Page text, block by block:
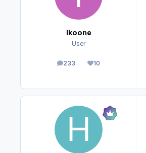
Ikoone
User
233
Beiträge 10
Reputation